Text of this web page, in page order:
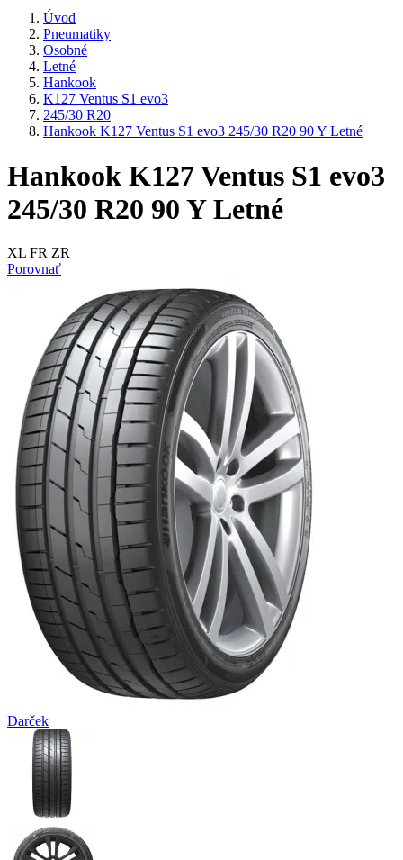
Úvod
Pneumatiky
Osobné
Letné
Hankook
K127 Ventus S1 evo3
245/30 R20
Hankook K127 Ventus S1 evo3 245/30 R20 90 Y Letné
Hankook K127 Ventus S1 evo3
245/30 R20 90 Y Letné
XL FR ZR
Porovnať
Darček